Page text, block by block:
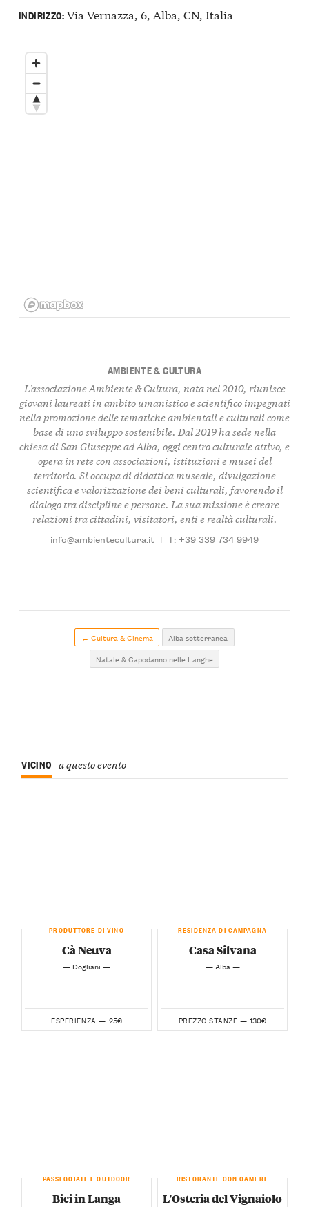
INDIRIZZO:Via Vernazza, 6, Alba, CN, Italia
AMBIENTE & CULTURA
L’associazione Ambiente & Cultura, nata nel 2010, riunisce
giovani laureati in ambito umanistico e scientifico impegnati
nella promozione delle tematiche ambientali e culturali come
base di uno sviluppo sostenibile. Dal 2019 ha sede nella
chiesa di San Giuseppe ad Alba, oggi centro culturale attivo, e
opera in rete con associazioni, istituzioni e musei del
territorio. Si occupa di didattica museale, divulgazione
scientifica e valorizzazione dei beni culturali, favorendo il
dialogo tra discipline e persone. La sua missione è creare
relazioni tra cittadini, visitatori, enti e realtà culturali.
info@ambientecultura.it | T: +39 339 734 9949
← Cultura & Cinema
Alba sotterranea
Natale & Capodanno nelle Langhe
VICINO a questo evento
PRODUTTORE DI VINO
Cà Neuva
— Dogliani —
ESPERIENZA — 25€
RESIDENZA DI CAMPAGNA
Casa Silvana
— Alba —
PREZZO STANZE — 130€
PASSEGGIATE E OUTDOOR
Bici in Langa
RISTORANTE CON CAMERE
L'Osteria del Vignaiolo